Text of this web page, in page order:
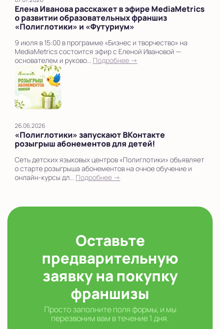
Елена Иванова расскажет в эфире MediaMetrics
о развитии образовательных франшиз
«Полиглотики» и «Футуриум»
9 июля в 15:00 в программе «Бизнес и творчество» на
MediaMetrics состоится эфир с Еленой Ивановой —
основателем и руково... Подробнее →
26.06.2026
«Полиглотики» запускают ВКонтакте
розыгрыш абонементов для детей!
Сеть детских языковых центров «Полиглотики» объявляет
о старте розыгрыша абонементов на очное обучение и
онлайн-курсы дл... Подробнее →
Оставьте
предварительную
заявку на покупку
франшизы
Просто заполните поля формы, и мы
перезвоним вам в течение 1 дня.